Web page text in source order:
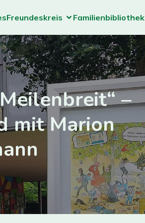
Freundeskreis Familienbibliothek
–
mit Marion